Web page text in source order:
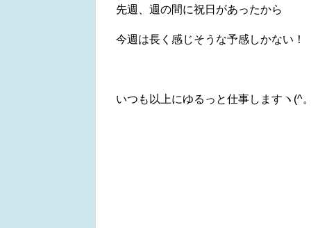
先週、週の間に祝日があったから
今週は長く感じそうな予感しかない！
いつも以上にゆるっと仕事しますヽ(^